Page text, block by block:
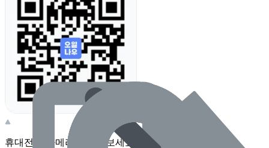
휴대전화 카메라로 찍어보세요